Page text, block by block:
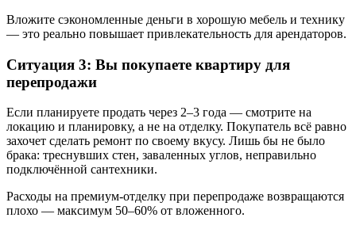
Вложите сэкономленные деньги в хорошую мебель и технику
— это реально повышает привлекательность для арендаторов.
Ситуация 3: Вы покупаете квартиру для
перепродажи
Если планируете продать через 2–3 года — смотрите на
локацию и планировку, а не на отделку. Покупатель всё равно
захочет сделать ремонт по своему вкусу. Лишь бы не было
брака: треснувших стен, заваленных углов, неправильно
подключённой сантехники.
Расходы на премиум-отделку при перепродаже возвращаются
плохо — максимум 50–60% от вложенного.